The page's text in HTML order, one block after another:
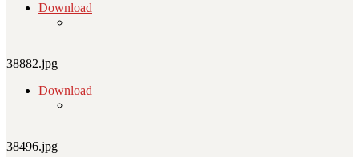
Download
38882.jpg
Download
38496.jpg